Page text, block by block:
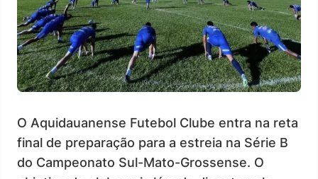
O Aquidauanense Futebol Clube entra na reta
final de preparação para a estreia na Série B
do Campeonato Sul-Mato-Grossense. O